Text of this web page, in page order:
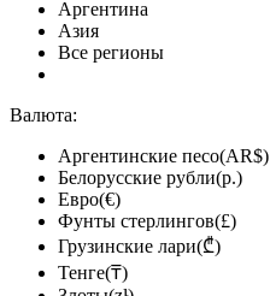
Аргентина
Азия
Все регионы
Валюта:
Аргентинские песо(AR$)
Белорусские рубли(р.)
Евро(€)
Фунты стерлингов(£)
Грузинские лари(₾)
Тенге(₸)